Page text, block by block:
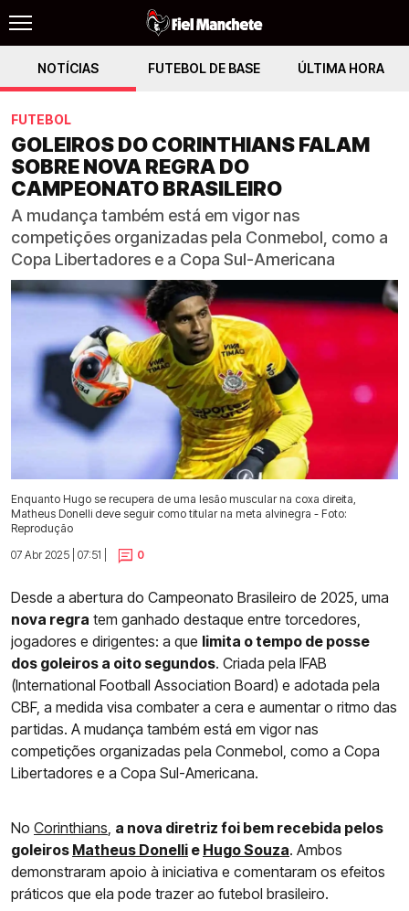
NOTÍCIAS FUTEBOL DE BASE ÚLTIMA HORA
FUTEBOL
GOLEIROS DO CORINTHIANS FALAM
SOBRE NOVA REGRA DO
CAMPEONATO BRASILEIRO
A mudança também está em vigor nas
competições organizadas pela Conmebol, como a
Copa Libertadores e a Copa Sul-Americana
Enquanto Hugo se recupera de uma lesão muscular na coxa direita,
Matheus Donelli deve seguir como titular na meta alvinegra - Foto:
Reprodução
07 Abr 2025 | 07:51 |
0
Desde a abertura do Campeonato Brasileiro de 2025, uma
nova regra tem ganhado destaque entre torcedores,
jogadores e dirigentes: a que limita o tempo de posse
dos goleiros a oito segundos. Criada pela IFAB
(International Football Association Board) e adotada pela
CBF, a medida visa combater a cera e aumentar o ritmo das
partidas. A mudança também está em vigor nas
competições organizadas pela Conmebol, como a Copa
Libertadores e a Copa Sul-Americana.
No Corinthians a nova diretriz foi bem recebida pelos
goleiros Matheus Donelli e Hugo Souza. Ambos
demonstraram apoio à iniciativa e comentaram os efeitos
práticos que ela pode trazer ao futebol brasileiro.